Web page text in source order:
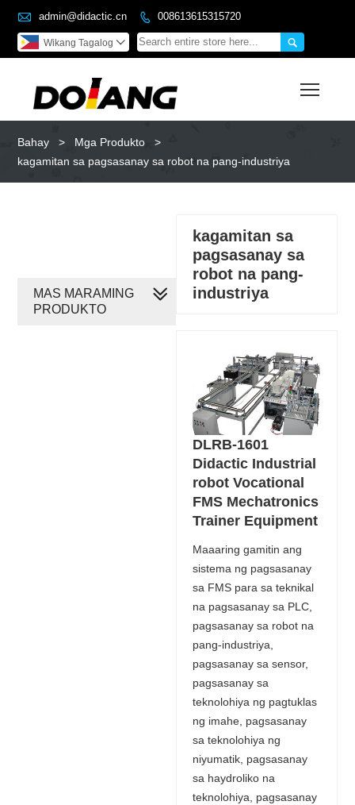
 admin@didactic.cn  008613615315720

Wikang Tagalog 
Bahay > Mga Produkto
>
kagamitan sa pagsasanay sa robot na pang-industriya
kagamitan sa
pagsasanay sa
robot na pang-
industriya
DLRB-1601
Didactic Industrial
robot Vocational
FMS Mechatronics
Trainer Equipment
Maaaring gamitin ang
sistema ng pagsasanay
sa FMS para sa teknikal
na pagsasanay sa PLC,
pagsasanay sa robot na
pang-industriya,
pagsasanay sa sensor,
pagsasanay sa
teknolohiya ng pagtuklas
ng imahe, pagsasanay
sa teknolohiya ng
niyumatik, pagsasanay
sa haydroliko na
teknolohiya, pagsasanay
MAS MARAMING
PRODUKTO